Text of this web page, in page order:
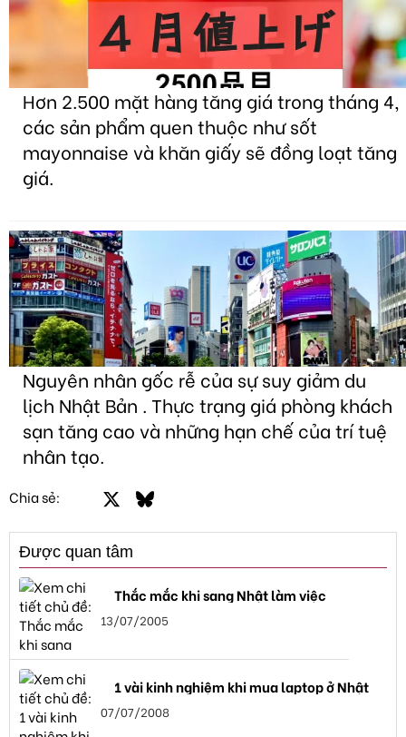
Hơn 2.500 mặt hàng tăng giá trong tháng 4,
các sản phẩm quen thuộc như sốt
mayonnaise và khăn giấy sẽ đồng loạt tăng
giá.
Nguyên nhân gốc rễ của sự suy giảm du
lịch Nhật Bản . Thực trạng giá phòng khách
sạn tăng cao và những hạn chế của trí tuệ
nhân tạo.
Chia sẻ: FacebookBluesky
Được quan tâm
Thắc mắc khi sang Nhật làm việc
13/07/2005
1 vài kinh nghiệm khi mua laptop ở Nhật
07/07/2008